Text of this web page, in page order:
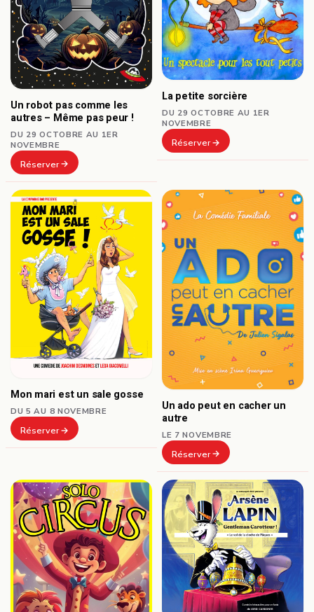
Un robot pas comme les
autres – Même pas peur !
DU 29 OCTOBRE AU 1ER
NOVEMBRE
Réserver
La petite sorcière
DU 29 OCTOBRE AU 1ER
NOVEMBRE
Réserver
Mon mari est un sale gosse
DU 5 AU 8 NOVEMBRE
Réserver
Un ado peut en cacher un
autre
LE 7 NOVEMBRE
Réserver